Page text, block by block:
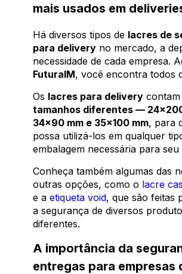
mais usados em
Há diversos tipos de lacres de
para delivery no mercado, a
necessidade de cada empresa.
FuturaIM, você encontra todos
Os lacres para delivery
tamanhos diferentes —
34x90 mm e 35x100 mm, para
possa utilizá-los em qualquer
embalagem necessária para seu
Conheça também algumas das
outras opções, como o lacre
e a etiqueta void, que são feitas
a segurança de diversos
diferentes.
A importância da
entregas para empresas